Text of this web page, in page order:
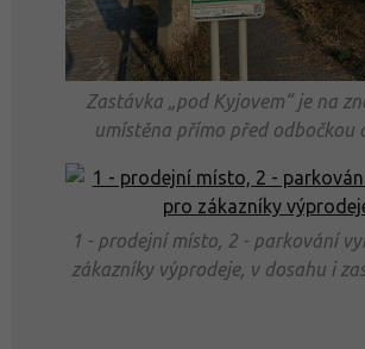
Zastávka „pod Kyjovem“ je na
umístěna přímo před odbočkou
1 - prodejní místo, 2 - parkování
zákazníky výprodeje, v dosahu i